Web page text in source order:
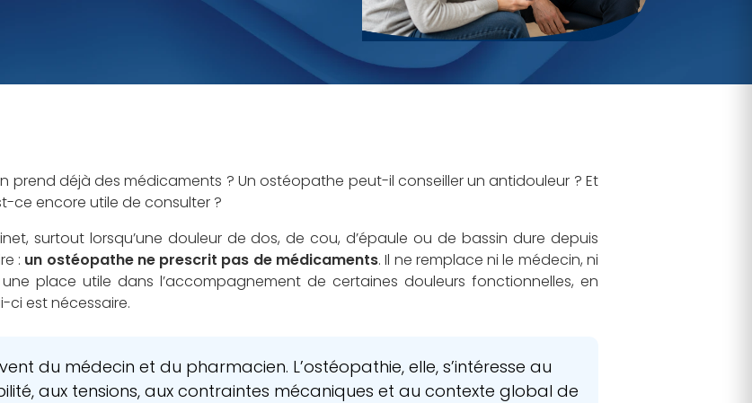
déjà des médicaments ? Un ostéopathe peut-il conseiller un antidouleur ? Et
ce encore utile de consulter ?
surtout lorsqu’une douleur de dos, de cou, d’épaule ou de bassin dure depuis
: un ostéopathe ne prescrit pas de médicaments. Il ne remplace ni le médecin, ni
place utile dans l’accompagnement de certaines douleurs fonctionnelles, en
ci est nécessaire.
du médecin et du pharmacien. L’ostéopathie, elle, s’intéresse au
aux tensions, aux contraintes mécaniques et au contexte global de